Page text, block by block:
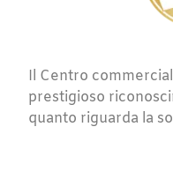
Il Centro
prestigioso
quanto riguarda la